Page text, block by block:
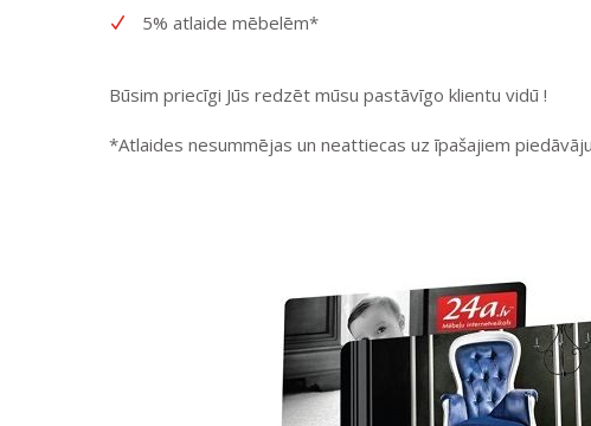
5% atlaide mēbelēm*
Būsim priecīgi Jūs redzēt mūsu pastāvīgo klientu vidū !
*Atlaides nesummējas un neattiecas uz īpašajiem